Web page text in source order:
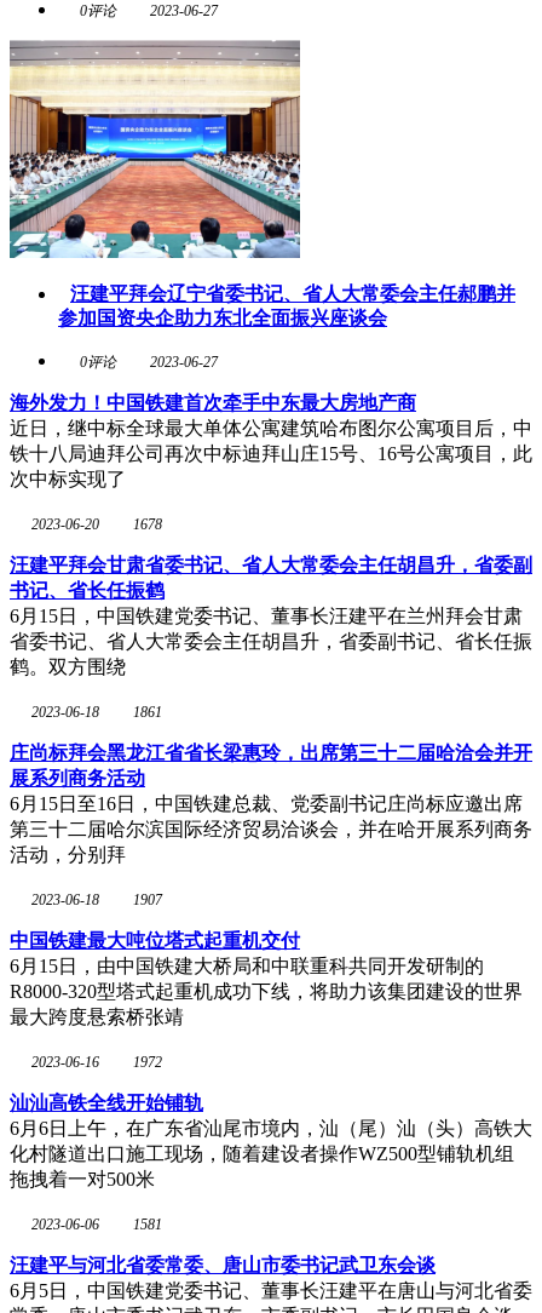
0评论 2023-06-27
汪建平拜会辽宁省委书记、省人大常委会主任郝鹏并
参加国资央企助力东北全面振兴座谈会
0评论 2023-06-27
海外发力！中国铁建首次牵手中东最大房地产商
近日，继中标全球最大单体公寓建筑哈布图尔公寓项目后，中
铁十八局迪拜公司再次中标迪拜山庄15号、16号公寓项目，此
次中标实现了
2023-06-20 1678
汪建平拜会甘肃省委书记、省人大常委会主任胡昌升，省委副
书记、省长任振鹤
6月15日，中国铁建党委书记、董事长汪建平在兰州拜会甘肃
省委书记、省人大常委会主任胡昌升，省委副书记、省长任振
鹤。双方围绕
2023-06-18 1861
庄尚标拜会黑龙江省省长梁惠玲，出席第三十二届哈洽会并开
展系列商务活动
6月15日至16日，中国铁建总裁、党委副书记庄尚标应邀出席
第三十二届哈尔滨国际经济贸易洽谈会，并在哈开展系列商务
活动，分别拜
2023-06-18 1907
中国铁建最大吨位塔式起重机交付
6月15日，由中国铁建大桥局和中联重科共同开发研制的
R8000-320型塔式起重机成功下线，将助力该集团建设的世界
最大跨度悬索桥张靖
2023-06-16 1972
汕汕高铁全线开始铺轨
6月6日上午，在广东省汕尾市境内，汕（尾）汕（头）高铁大
化村隧道出口施工现场，随着建设者操作WZ500型铺轨机组
拖拽着一对500米
2023-06-06 1581
汪建平与河北省委常委、唐山市委书记武卫东会谈
6月5日，中国铁建党委书记、董事长汪建平在唐山与河北省委